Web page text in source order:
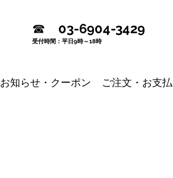
☎ 03-6904-3429
受付時間：平日9時～18時
お知らせ・クーポン ご注文・お支払